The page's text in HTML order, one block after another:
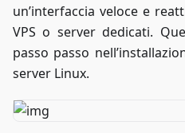
un’interfaccia veloce e
VPS o server dedicati.
passo passo
server Linux.